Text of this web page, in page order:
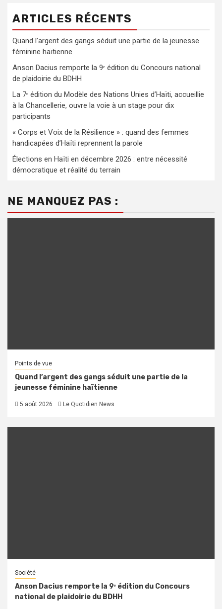
ARTICLES RÉCENTS
Quand l’argent des gangs séduit une partie de la jeunesse
féminine haïtienne
Anson Dacius remporte la 9ᵉ édition du Concours national
de plaidoirie du BDHH
La 7ᵉ édition du Modèle des Nations Unies d’Haïti, accueillie
à la Chancellerie, ouvre la voie à un stage pour dix
participants
« Corps et Voix de la Résilience » : quand des femmes
handicapées d’Haïti reprennent la parole
Élections en Haïti en décembre 2026 : entre nécessité
démocratique et réalité du terrain
NE MANQUEZ PAS :
Points de vue
Quand l’argent des gangs séduit une partie de la
jeunesse féminine haïtienne
5 août 2026 Le Quotidien News
Société
Anson Dacius remporte la 9ᵉ édition du Concours
national de plaidoirie du BDHH